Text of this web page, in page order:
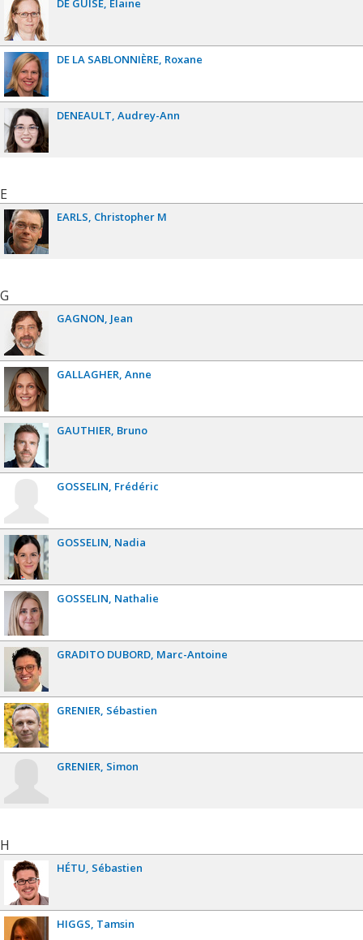
DE GUISE Elaine
DE LA SABLONNIÈRE Roxane
DENEAULT Audrey-Ann
E
EARLS Christopher M
G
GAGNON Jean
GALLAGHER Anne
GAUTHIER Bruno
GOSSELIN Frédéric
GOSSELIN Nadia
GOSSELIN Nathalie
GRADITO DUBORD Marc-Antoine
GRENIER Sébastien
GRENIER Simon
H
HÉTU Sébastien
HIGGS Tamsin